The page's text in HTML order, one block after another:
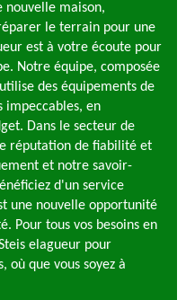
nouvelle maison,
le terrain pour une
est à votre écoute pour
Notre équipe, composée
des équipements de
impeccables, en
Dans le secteur de
réputation de fiabilité et
et notre savoir-
d'un service
une nouvelle opportunité
Pour tous vos besoins en
elagueur pour
où que vous soyez à